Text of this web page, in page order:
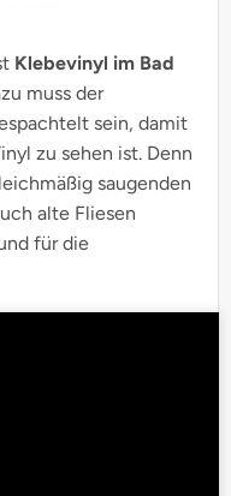
Klebevinyl im Bad
muss der
sein, damit
zu sehen ist. Denn
saugenden
alte Fliesen
für die